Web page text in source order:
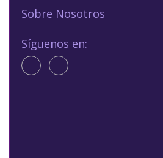
Sobre Nosotros
Síguenos en: